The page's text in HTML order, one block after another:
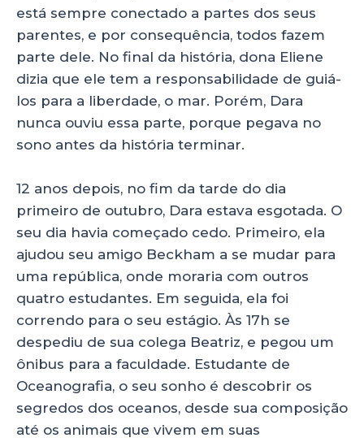
está sempre conectado a partes dos seus
parentes, e por consequência, todos fazem
parte dele. No final da história, dona Eliene
dizia que ele tem a responsabilidade de guiá-
los para a liberdade, o mar. Porém, Dara
nunca ouviu essa parte, porque pegava no
sono antes da história terminar.
12 anos depois, no fim da tarde do dia
primeiro de outubro, Dara estava esgotada. O
seu dia havia começado cedo. Primeiro, ela
ajudou seu amigo Beckham a se mudar para
uma república, onde moraria com outros
quatro estudantes. Em seguida, ela foi
correndo para o seu estágio. Às 17h se
despediu de sua colega Beatriz, e pegou um
ônibus para a faculdade. Estudante de
Oceanografia, o seu sonho é descobrir os
segredos dos oceanos, desde sua composição
até os animais que vivem em suas